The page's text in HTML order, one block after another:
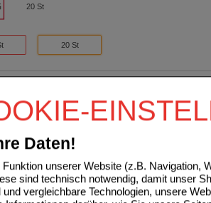
Daten!
unserer Website (z.B. Navigation,
sind technisch notwendig, damit unser
vergleichbare Technologien, unsere
20St
20 St
EurimPharm Arzneimittel GmbH
16833601
20 St